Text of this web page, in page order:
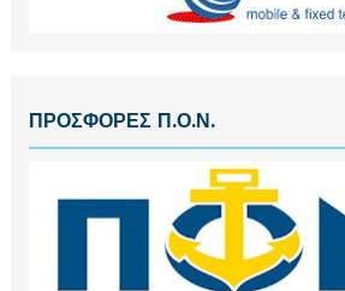
ΠΡΟΣΦΟΡΕΣ Π.Ο.Ν.